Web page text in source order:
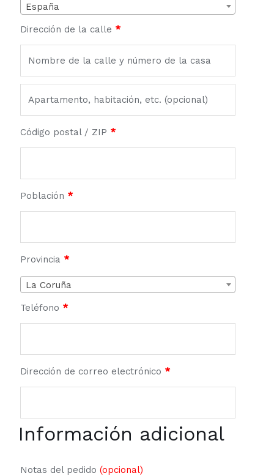
España
Dirección de la calle *
escalera,
etc. (opcional)
Código postal / ZIP *
Población *
Provincia *
La Coruña
Teléfono *
Dirección de correo electrónico *
Información adicional
Notas del pedido (opcional)